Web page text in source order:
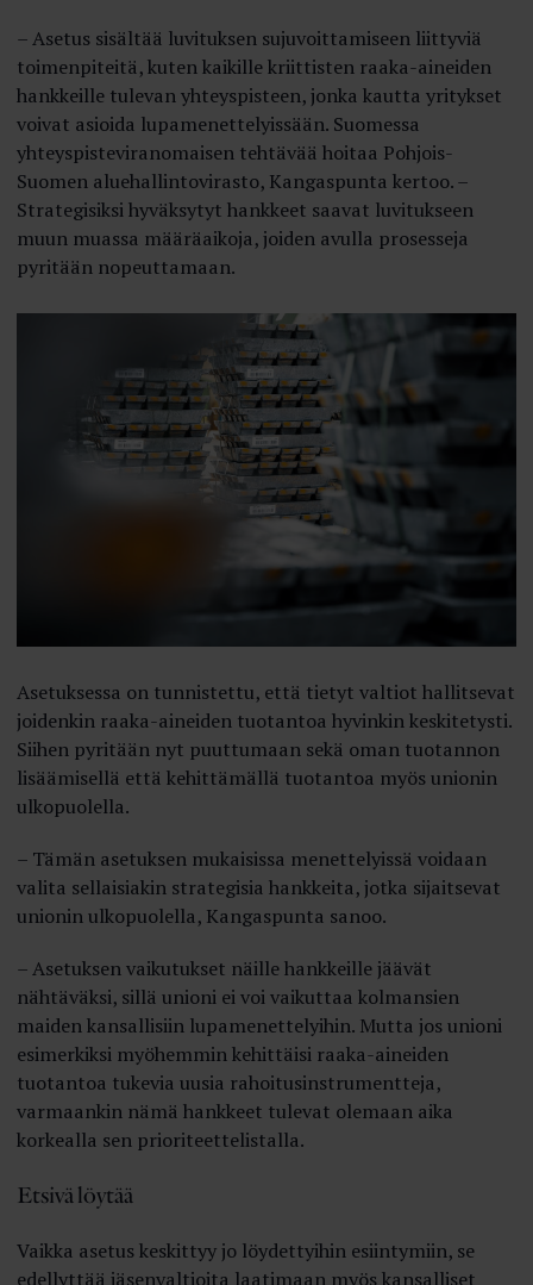
– Asetus sisältää luvituksen sujuvoittamiseen liittyviä
toimenpiteitä, kuten kaikille kriittisten raaka-aineiden
hankkeille tulevan yhteyspisteen, jonka kautta yritykset
voivat asioida lupamenettelyissään. Suomessa
yhteyspisteviranomaisen tehtävää hoitaa Pohjois-
Suomen aluehallintovirasto, Kangaspunta kertoo. –
Strategisiksi hyväksytyt hankkeet saavat luvitukseen
muun muassa määräaikoja, joiden avulla prosesseja
pyritään nopeuttamaan.
Asetuksessa on tunnistettu, että tietyt valtiot hallitsevat
joidenkin raaka-aineiden tuotantoa hyvinkin keskitetysti.
Siihen pyritään nyt puuttumaan sekä oman tuotannon
lisäämisellä että kehittämällä tuotantoa myös unionin
ulkopuolella.
– Tämän asetuksen mukaisissa menettelyissä voidaan
valita sellaisiakin strategisia hankkeita, jotka sijaitsevat
unionin ulkopuolella, Kangaspunta sanoo.
– Asetuksen vaikutukset näille hankkeille jäävät
nähtäväksi, sillä unioni ei voi vaikuttaa kolmansien
maiden kansallisiin lupamenettelyihin. Mutta jos unioni
esimerkiksi myöhemmin kehittäisi raaka-aineiden
tuotantoa tukevia uusia rahoitusinstrumentteja,
varmaankin nämä hankkeet tulevat olemaan aika
korkealla sen prioriteettelistalla.
Etsivä löytää
Vaikka asetus keskittyy jo löydettyihin esiintymiin, se
edellyttää jäsenvaltioita laatimaan myös kansalliset